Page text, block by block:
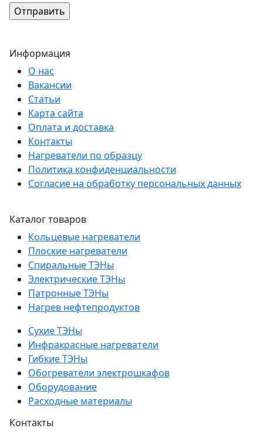
Информация
О нас
Вакансии
Статьи
Карта сайта
Оплата и доставка
Контакты
Нагреватели по образцу
Политика конфиденциальности
Согласие на обработку персональных данных
Каталог товаров
Кольцевые нагреватели
Плоские нагреватели
Спиральные ТЭНы
Электрические ТЭНы
Патронные ТЭНы
Нагрев нефтепродуктов
Сухие ТЭНы
Инфракрасные нагреватели
Гибкие ТЭНы
Обогреватели электрошкафов
Оборудование
Расходные материалы
Контакты